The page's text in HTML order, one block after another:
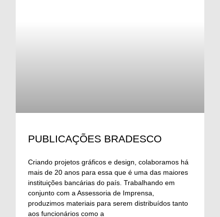
PUBLICAÇÕES BRADESCO
Criando projetos gráficos e design, colaboramos há
mais de 20 anos para essa que é uma das maiores
instituições bancárias do país. Trabalhando em
conjunto com a Assessoria de Imprensa,
produzimos materiais para serem distribuídos tanto
aos funcionários como a